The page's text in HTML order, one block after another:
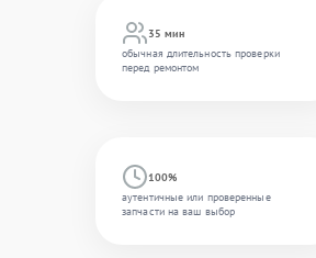
35 мин
обычная длительность проверки
перед ремонтом
100%
аутентичные или проверенные
запчасти на ваш выбор